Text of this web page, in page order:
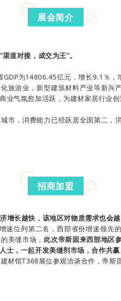
展会简介
道对接，成交为王”。
为14806.45亿元，增长9.1％
旅游业，新型建筑材料产业等新兴
业气氛愈加活跃，为建材家居行业创
市，消费能力已经跃居全国第二，
招商加盟
增长越快，该地区对物质需求也会越
速位列第二名，西部省份增速领先
美缝市场，此次帝斯固来西部地区
士，一起开发美缝剂市场，合作共
材馆T368展位参观洽谈合作，帝斯